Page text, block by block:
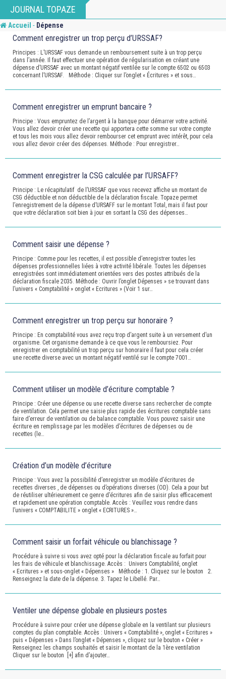
to
content
JOURNAL TOPAZE
Accueil - Dépense
Comment enregistrer un trop perçu d’URSSAF?
Principes : L’URSSAF vous demande un remboursement suite à un trop perçu
dans l’année. Il faut effectuer une opération de régularisation en créant une
dépense d’URSSAF avec un montant négatif ventilée sur le compte 6502 ou 6503
concernant l’URSSAF. Méthode : Cliquer sur l’onglet « Écritures » et sous…
Comment enregistrer un emprunt bancaire ?
Principe : Vous empruntez de l’argent à la banque pour démarrer votre activité.
Vous allez devoir créer une recette qui apportera cette somme sur votre compte
et tous les mois vous allez devoir rembourser cet emprunt avec intérêt, pour cela
vous allez devoir créer des dépenses. Méthode : Pour enregistrer…
Comment enregistrer la CSG calculée par l’URSAFF?
Principe : Le récapitulatif de l’URSSAF que vous recevez affiche un montant de
CSG déductible et non déductible de la déclaration fiscale. Topaze permet
l’enregistrement de la dépense d’URSAFF sur le montant Total, mais il faut pour
que votre déclaration soit bien à jour en sortant la CSG des dépenses…
Comment saisir une dépense ?
Principe : Comme pour les recettes, il est possible d’enregistrer toutes les
dépenses professionnelles liées à votre activité libérale. Toutes les dépenses
enregistrées sont immédiatement orientées vers des postes attribués de la
déclaration fiscale 2035. Méthode : Ouvrir l’onglet Dépenses » se trouvant dans
l’univers « Comptabilité » onglet « Ecritures » (Voir 1 sur…
Comment enregistrer un trop perçu sur honoraire ?
Principe : En comptabilité vous avez reçu trop d’argent suite à un versement d’un
organisme. Cet organisme demande à ce que vous le remboursiez. Pour
enregistrer en comptabilité un trop perçu sur honoraire il faut pour cela créer
une recette diverse avec un montant négatif ventilé sur le compte 7001…
Comment utiliser un modèle d’écriture comptable ?
Principe : Créer une dépense ou une recette diverse sans rechercher de compte
de ventilation. Cela permet une saisie plus rapide des écritures comptable sans
faire d’erreur de ventilation ou de balance comptable. Vous pouvez saisir une
écriture en remplissage par les modèles d’écritures de dépenses ou de
recettes (le…
Création d’un modèle d’écriture
Principe : Vous avez la possibilité d’enregistrer un modèle d’écritures de
recettes diverses , de dépenses ou d’opérations diverses (OD). Cela a pour but
de réutiliser ultérieurement ce genre d’écritures afin de saisir plus efficacement
et rapidement une opération comptable. Accès : Veuillez vous rendre dans
l’univers « COMPTABILITE » onglet « ECRITURES »…
Comment saisir un forfait véhicule ou blanchissage ?
Procédure à suivre si vous avez opté pour la déclaration fiscale au forfait pour
les frais de véhicule et blanchissage. Accès : Univers Comptabilité, onglet
« Ecritures » et sous-onglet « Dépenses » Méthode : 1. Cliquez sur le bouton 2.
Renseignez la date de la dépense. 3. Tapez le Libellé. Par…
Ventiler une dépense globale en plusieurs postes
Procédure à suivre pour créer une dépense globale en la ventilant sur plusieurs
comptes du plan comptable. Accès : Univers « Comptabilité », onglet « Ecritures »
puis « Dépenses » Dans l’onglet « Dépenses », cliquez sur le bouton « Créer »
Renseignez les champs souhaités et saisir le montant de la 1ère ventilation
Cliquer sur le bouton [+] afin d’ajouter…